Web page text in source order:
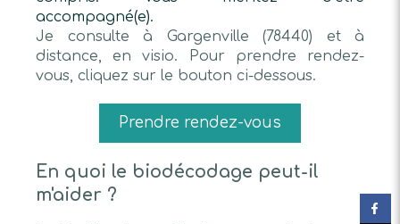
accompagné(e).
Je consulte à Gargenville (78440) et à
distance, en visio. Pour prendre rendez-
vous, cliquez sur le bouton ci-dessous.
Prendre rendez-vous
En quoi le biodécodage peut-il
m'aider ?